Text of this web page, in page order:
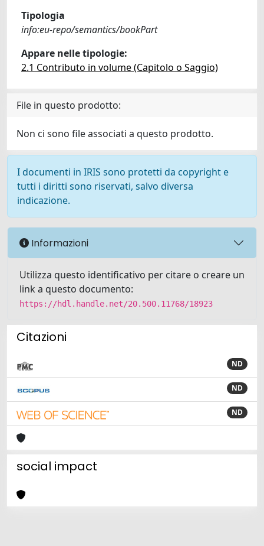
Tipologia
info:eu-repo/semantics/bookPart
Appare nelle tipologie:
2.1 Contributo in volume (Capitolo o Saggio)
File in questo prodotto:
Non ci sono file associati a questo prodotto.
I documenti in IRIS sono protetti da copyright e
tutti i diritti sono riservati, salvo diversa
indicazione.
Informazioni
Utilizza questo identificativo per citare o creare un
link a questo documento:
https://hdl.handle.net/20.500.11768/18923
Citazioni
ND
ND
ND
social impact